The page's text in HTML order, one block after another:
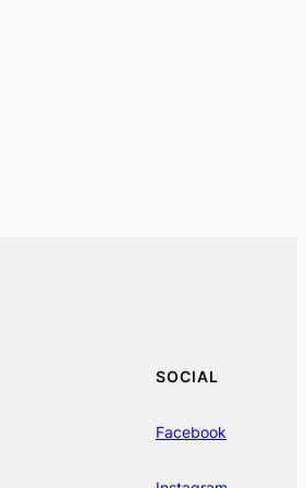
SOCIAL
Facebook